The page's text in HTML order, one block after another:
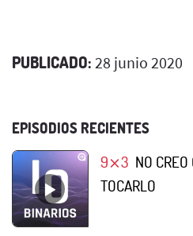
PUBLICADO: 28 junio 2020
EPISODIOS RECIENTES
9⨯3 NO
TOCARLO